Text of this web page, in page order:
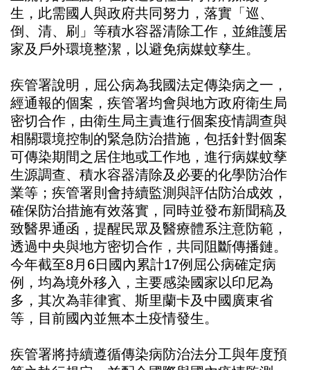
生，此需國人與政府共同努力，落實「巡、
倒、清、刷」等積水容器清除工作，並維護居
家及戶外環境整潔，以避免病媒蚊孳生。
疾管署說明，屈公病為我國法定傳染病之一，
經通報的個案，疾管署均會與地方政府衛生局
密切合作，由衛生局主責進行個案疫情調查與
相關環境控制的緊急防治措施，包括針對個案
可傳染期間之居住地或工作地，進行病媒蚊孳
生源調查、積水容器清除及必要的化學防治作
業等；疾管署則會持續監測與評估防治成效，
確保防治措施有效落實，同時並發布新聞稿及
致醫界通函，提醒民眾及醫療體系注意防範，
透過中央與地方密切合作，共同阻斷傳播鏈。
今年截至8月6日國內累計17例屈公病確定病
例，均為境外移入，主要感染國家以印尼為
多，其次為菲律賓、斯里蘭卡及中國廣東省
等，目前國內並無本土疫情發生。
疾管署將持續遵循傳染病防治法分工與年度預